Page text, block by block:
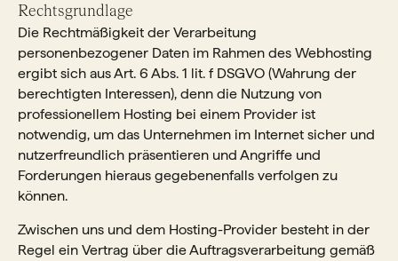
Rechtsgrundlage
Die Rechtmäßigkeit der Verarbeitung
personenbezogener Daten im Rahmen des Webhosting
ergibt sich aus Art. 6 Abs. 1 lit. f DSGVO (Wahrung der
berechtigten Interessen), denn die Nutzung von
professionellem Hosting bei einem Provider ist
notwendig, um das Unternehmen im Internet sicher und
nutzerfreundlich präsentieren und Angriffe und
Forderungen hieraus gegebenenfalls verfolgen zu
können.
Zwischen uns und dem Hosting-Provider besteht in der
Regel ein Vertrag über die Auftragsverarbeitung gemäß